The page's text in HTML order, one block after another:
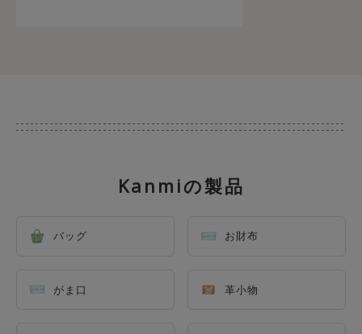
Kanmiの製品
バッグ お財布
がま口 革小物